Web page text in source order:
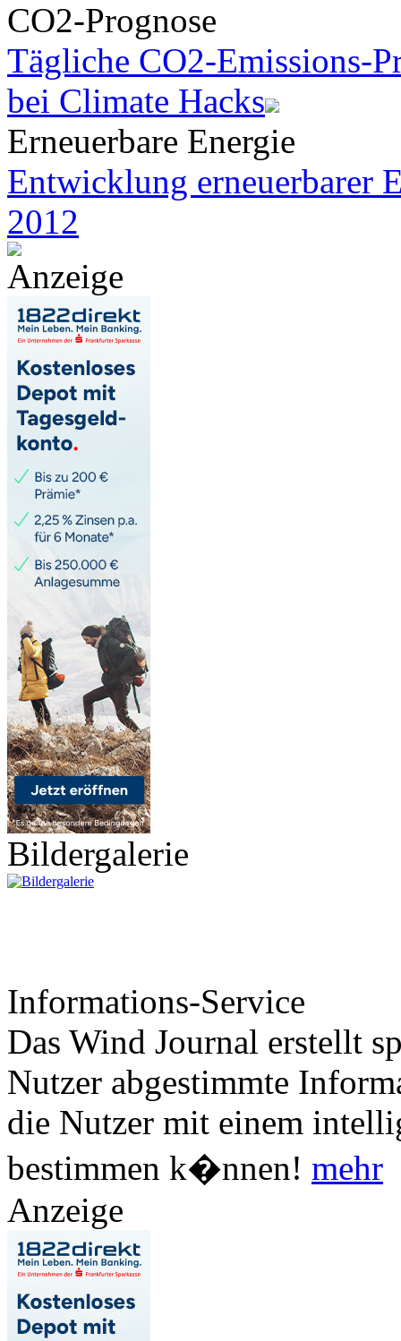
CO2-Prognose
Tägliche CO2-Emissions-
bei Climate Hacks
Erneuerbare Energie
Entwicklung erneuerbarer
2012
Anzeige
Bildergalerie
Informations-Service
Das Wind Journal erstellt
Nutzer abgestimmte
die Nutzer mit einem
bestimmen k�nnen! mehr
Anzeige